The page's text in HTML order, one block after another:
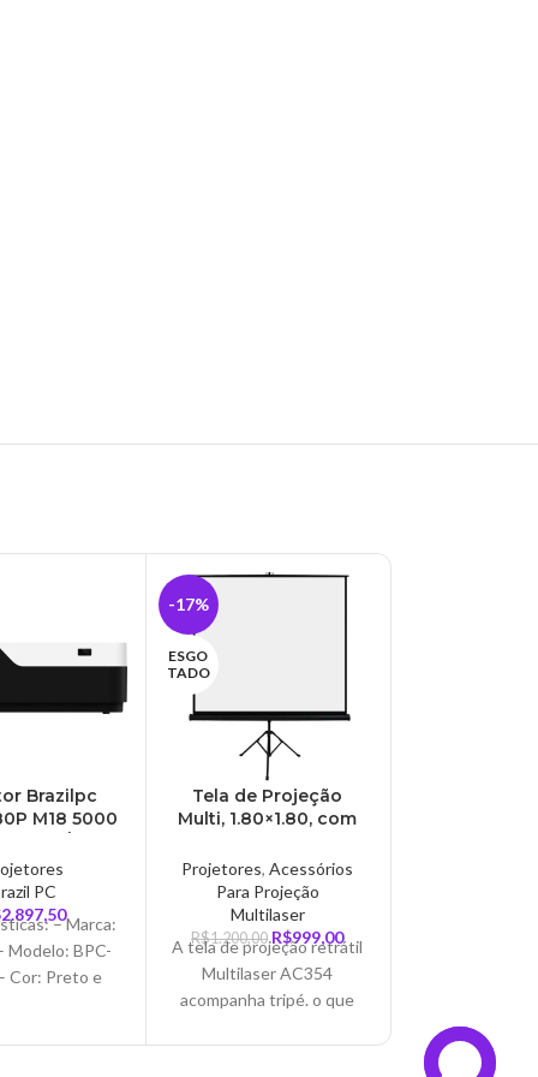
Brazilpc
M18 5000
SD CARD,
– BPC-
PC
2.897,50– Marca:
Modelo: BPC-
Cor: Preto e
-17%
ESGO
TADO
Tela de Projeção
Multi, 1.80×1.80, com
– AC354
Projetores,Acessórios
Para Projeção
Multilaser
R$1.200,00 R$999,00
A tela de projeção retrátil
Multilaser AC354
acompanha tripé. o que
fácil transporte e